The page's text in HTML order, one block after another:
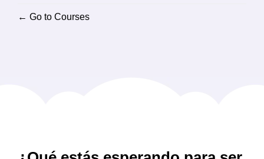
Go to Courses